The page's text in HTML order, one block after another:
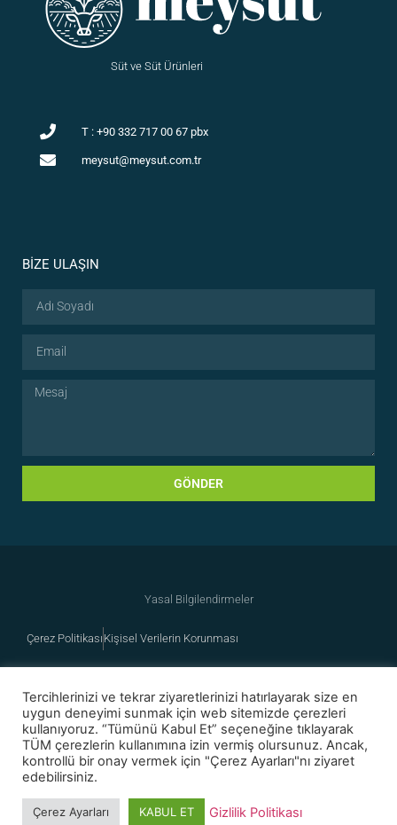
Süt ve Süt Ürünleri
T : +90 332 717 00 67 pbx
meysut@meysut.com.tr
BİZE ULAŞIN
GÖNDER
Yasal Bilgilendirmeler
Çerez Politikası Kişisel Verilerin Korunması
© All rights reserved / 2022
Tercihlerinizi ve tekrar ziyaretlerinizi hatırlayarak size en
uygun deneyimi sunmak için web sitemizde çerezleri
kullanıyoruz. “Tümünü Kabul Et” seçeneğine tıklayarak
TÜM çerezlerin kullanımına izin vermiş olursunuz. Ancak,
kontrollü bir onay vermek için "Çerez Ayarları"nı ziyaret
edebilirsiniz.
Çerez Ayarları KABUL ET Gizlilik Politikası